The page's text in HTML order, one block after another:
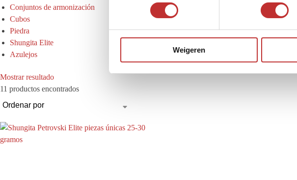
i
e
Weigeren
Conjuntos de armonización
Cubos
Piedra
Shungita Elite
Azulejos
Mostrar resultado
11 productos encontrados